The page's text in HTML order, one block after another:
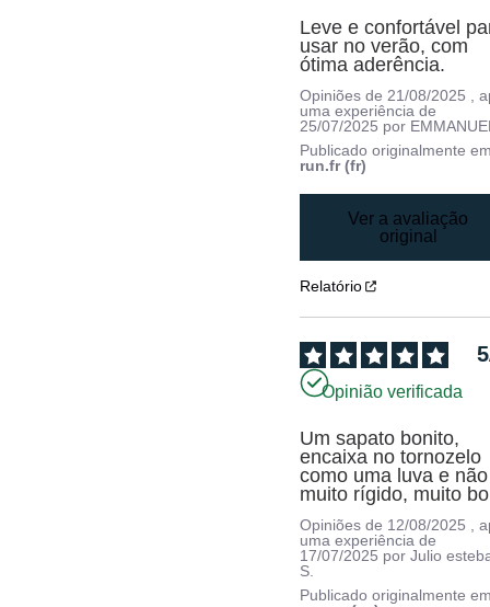
Leve e confortável
usar no verão, com
ótima aderência.
Opiniões de 21/08/2025
,
uma experiência de
25/07/2025 por
Publicado originalmente
run.fr (fr)
Ver a avaliação
original
Relatório
5
Opinião verificada
Um sapato bonito,
encaixa no tornozelo
como uma luva e
muito rígido, muito
Opiniões de 12/08/2025 ,
uma experiência de
17/07/2025 porJulio
S.
Publicado originalmente